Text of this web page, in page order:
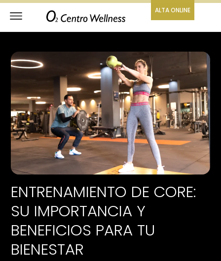
ALTA ONLINE
ENTRENAMIENTO DE CORE:
SU IMPORTANCIA Y
BENEFICIOS PARA TU
BIENESTAR